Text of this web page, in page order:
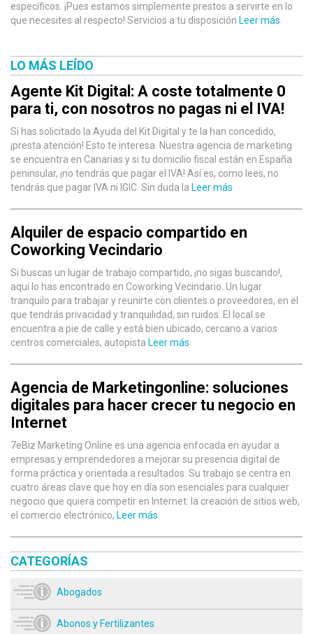
específicos. ¡Pues estamos simplemente prestos a servirte en lo
que necesites al respecto! Servicios a tu disposición Leer más
LO MÁS LEÍDO
Agente Kit Digital: A coste totalmente 0
para ti, con nosotros no pagas ni el IVA!
Si has solicitado la Ayuda del Kit Digital y te la han concedido,
¡presta atención! Esto te interesa. Nuestra agencia de marketing
se encuentra en Canarias y si tu domicilio fiscal están en España
peninsular, ¡no tendrás que pagar el IVA! Así es, como lees, no
tendrás que pagar IVA ni IGIC. Sin duda la Leer más
Alquiler de espacio compartido en
Coworking Vecindario
Si buscas un lugar de trabajo compartido, ¡no sigas buscando!,
aquí lo has encontrado en Coworking Vecindario. Un lugar
tranquilo para trabajar y reunirte con clientes o proveedores, en el
que tendrás privacidad y tranquilidad, sin ruidos. El local se
encuentra a pie de calle y está bien ubicado, cercano a varios
centros comerciales, autopista Leer más
Agencia de Marketingonline: soluciones
digitales para hacer crecer tu negocio en
Internet
7eBiz Marketing Online es una agencia enfocada en ayudar a
empresas y emprendedores a mejorar su presencia digital de
forma práctica y orientada a resultados. Su trabajo se centra en
cuatro áreas clave que hoy en día son esenciales para cualquier
negocio que quiera competir en Internet: la creación de sitios web,
el comercio electrónico, Leer más
CATEGORÍAS
Abogados
Abonos y Fertilizantes